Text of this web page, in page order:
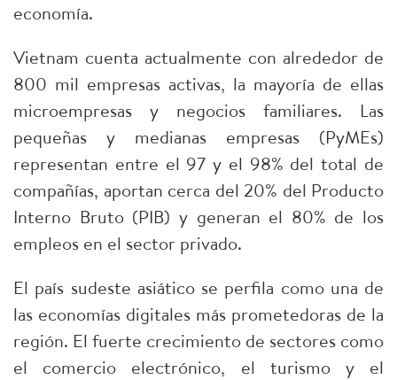
economía.​
Vietnam cuenta actualmente con alrededor de
800 mil empresas activas, la mayoría de ellas
microempresas y negocios familiares. Las
pequeñas y medianas empresas (PyMEs)
representan entre el 97 y el 98% del total de
compañías, aportan cerca del 20% del Producto
Interno Bruto (PIB) y generan el 80% de los
empleos en el sector privado.​
El país sudeste asiático se perfila como una de
las economías digitales más prometedoras de la
región. El fuerte crecimiento de sectores como
el comercio electrónico, el turismo y el